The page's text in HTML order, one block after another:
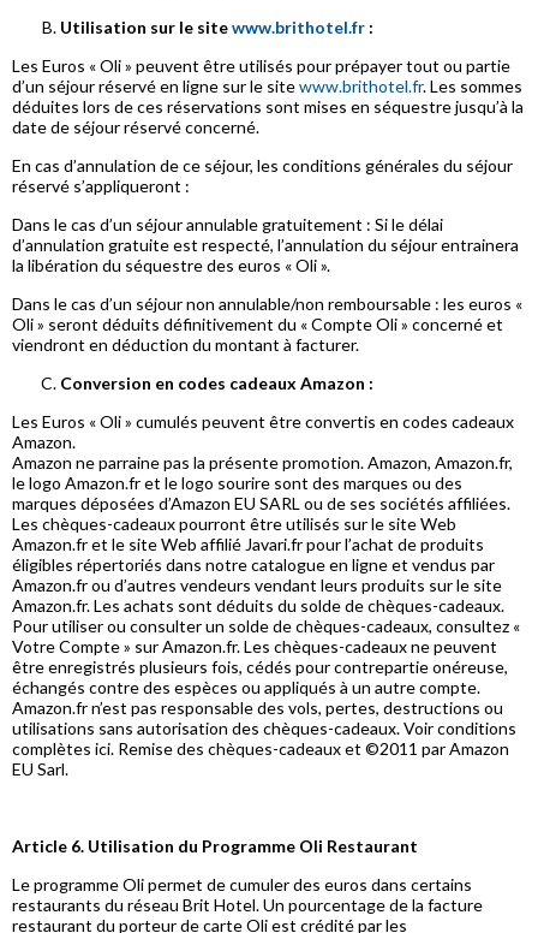
Utilisation sur le sitewww.brithotel.fr :
Les Euros « Oli » peuvent être utilisés pour prépayer tout ou partie
d’un séjour réservé en ligne sur le sitewww.brithotel.fr. Les sommes
déduites lors de ces réservations sont mises en séquestre jusqu’à la
date de séjour réservé concerné.
En cas d’annulation de ce séjour, les conditions générales du séjour
réservé s’appliqueront :
Dans le cas d’un séjour annulable gratuitement : Si le délai
d’annulation gratuite est respecté, l’annulation du séjour entrainera
la libération du séquestre des euros « Oli ».
Dans le cas d’un séjour non annulable/non remboursable : les euros «
Oli » seront déduits définitivement du « Compte Oli » concerné et
viendront en déduction du montant à facturer.
Conversion en codes cadeaux Amazon :
Les Euros « Oli » cumulés peuvent être convertis en codes cadeaux
Amazon.
Amazon ne parraine pas la présente promotion. Amazon, Amazon.fr,
le logo Amazon.fr et le logo sourire sont des marques ou des
marques déposées d’Amazon EU SARL ou de ses sociétés affiliées.
Les chèques-cadeaux pourront être utilisés sur le site Web
Amazon.fr et le site Web affilié Javari.fr pour l’achat de produits
éligibles répertoriés dans notre catalogue en ligne et vendus par
Amazon.fr ou d’autres vendeurs vendant leurs produits sur le site
Amazon.fr. Les achats sont déduits du solde de chèques-cadeaux.
Pour utiliser ou consulter un solde de chèques-cadeaux, consultez «
Votre Compte » sur Amazon.fr. Les chèques-cadeaux ne peuvent
être enregistrés plusieurs fois, cédés pour contrepartie onéreuse,
échangés contre des espèces ou appliqués à un autre compte.
Amazon.fr n’est pas responsable des vols, pertes, destructions ou
utilisations sans autorisation des chèques-cadeaux. Voir conditions
complètes ici. Remise des chèques-cadeaux et ©2011 par Amazon
EU Sarl.
Article 6. Utilisation du Programme Oli Restaurant
Le programme Oli permet de cumuler des euros dans certains
restaurants du réseau Brit Hotel. Un pourcentage de la facture
restaurant du porteur de carte Oli est crédité par les